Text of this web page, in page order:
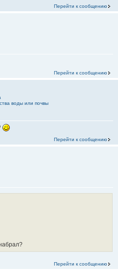
Перейти к сообщению
Перейти к сообщению
воды или почвы
Перейти к сообщению
Перейти к сообщению